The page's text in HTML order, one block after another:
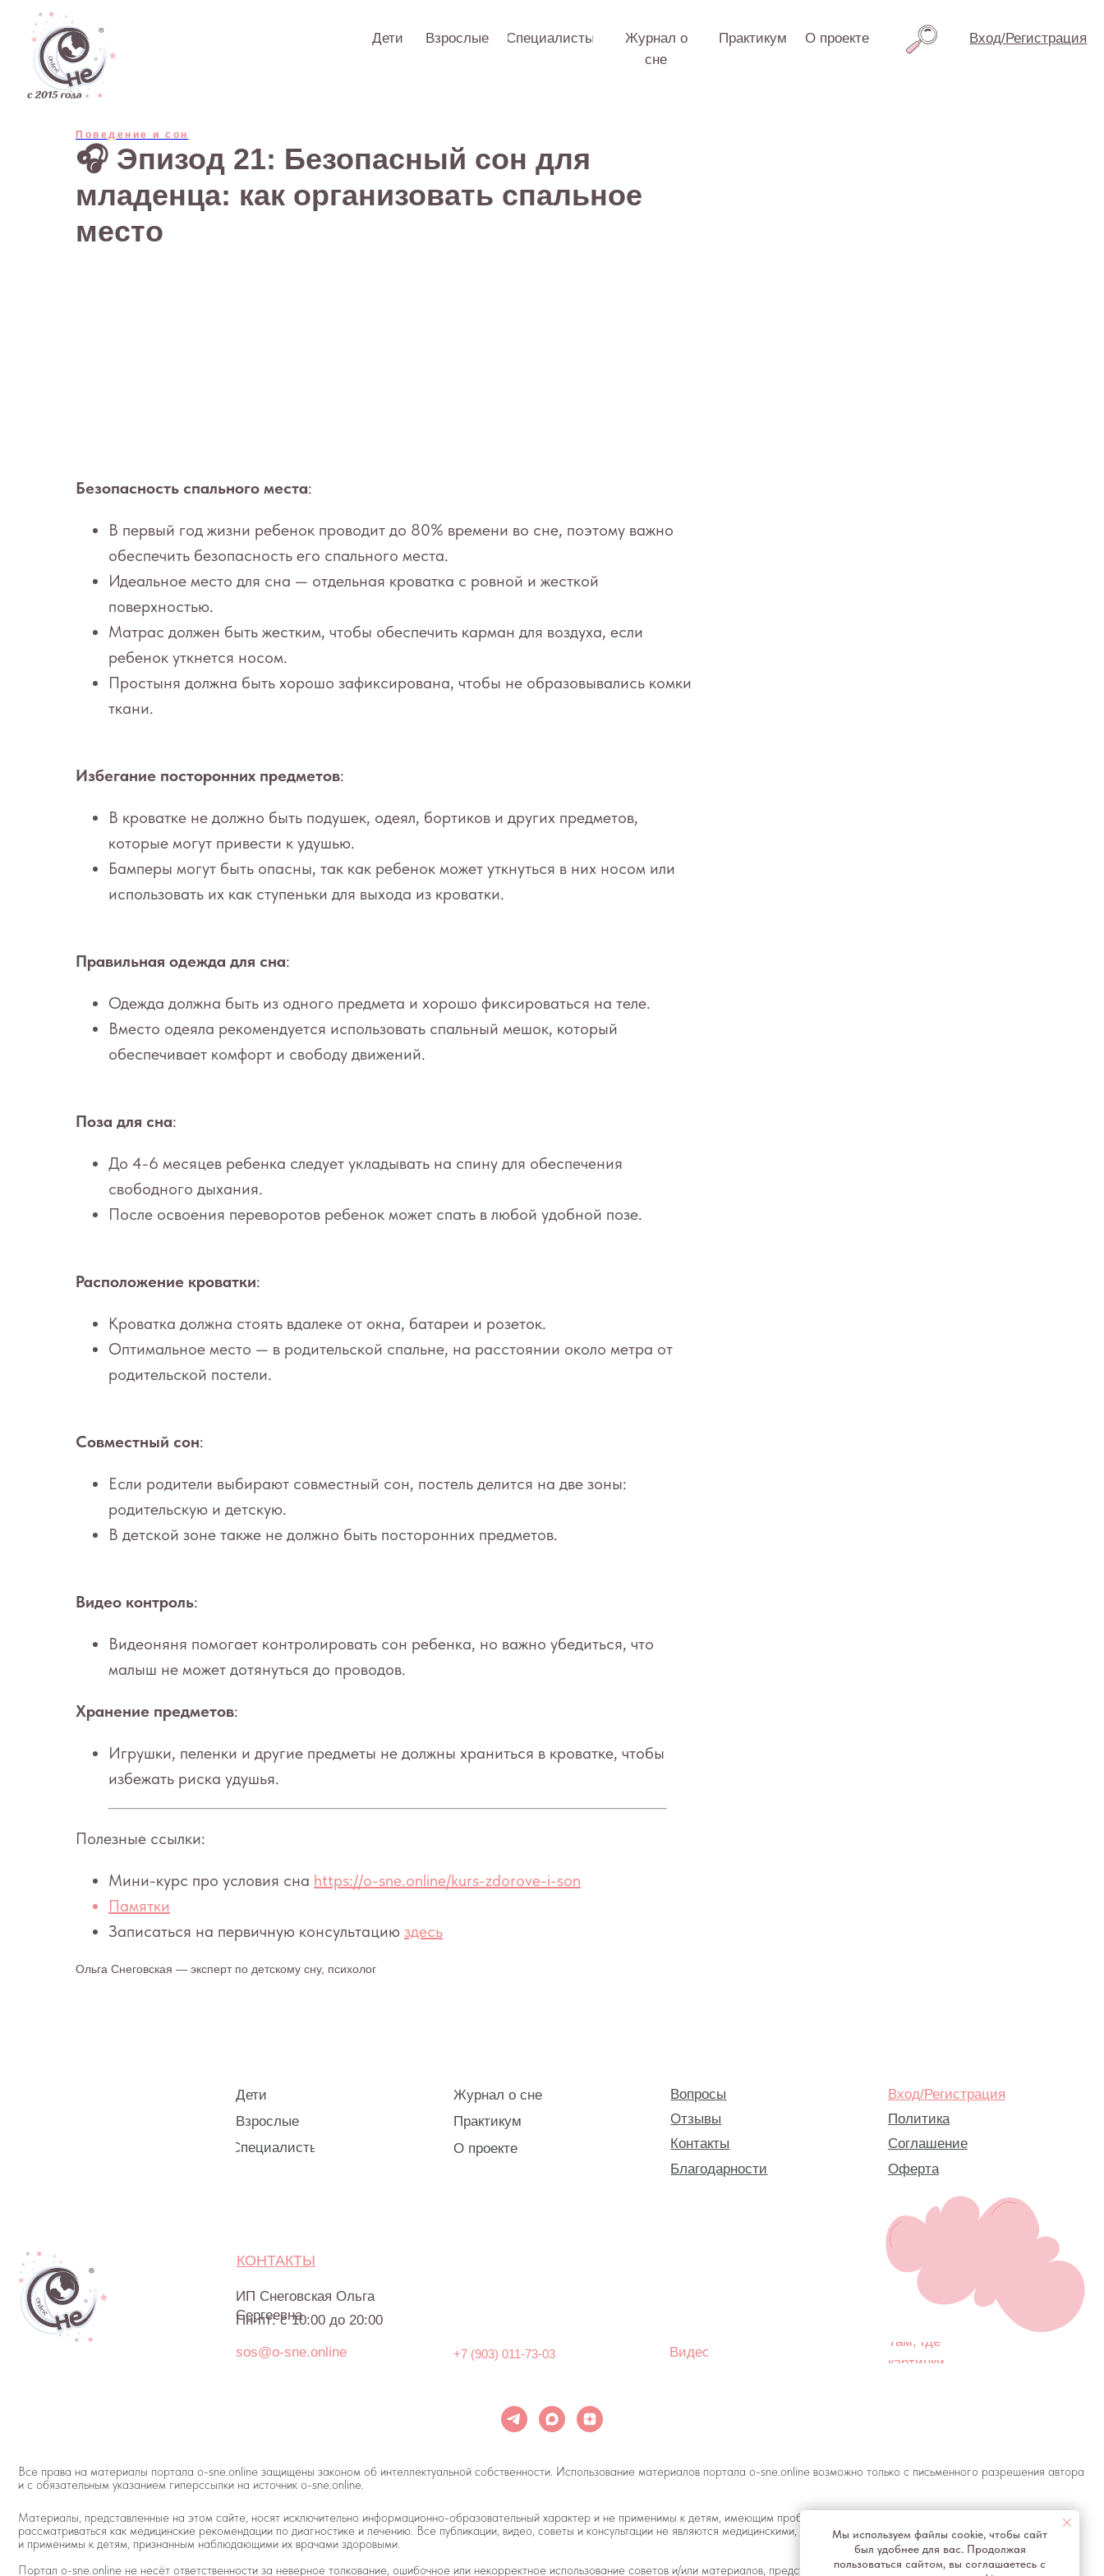
Взрослые Специалисты
Журнал о
Практикум Вход/Регистрация
О проекте
Поведение и сон
🎧 Эпизод 21: Безопасный сон для
младенца: как организовать спальное
место
Безопасность спального места:
В первый год жизни ребенок проводит до 80% времени во сне, поэтому важно
обеспечить безопасность его спального места.
Идеальное место для сна — отдельная кроватка с ровной и жесткой
поверхностью.
Матрас должен быть жестким, чтобы обеспечить карман для воздуха, если
ребенок уткнется носом.
Простыня должна быть хорошо зафиксирована, чтобы не образовывались комки
ткани.
Избегание посторонних предметов:
В кроватке не должно быть подушек, одеял, бортиков и других предметов,
которые могут привести к удушью.
Бамперы могут быть опасны, так как ребенок может уткнуться в них носом или
использовать их как ступеньки для выхода из кроватки.
Правильная одежда для сна:
Одежда должна быть из одного предмета и хорошо фиксироваться на теле.
Вместо одеяла рекомендуется использовать спальный мешок, который
обеспечивает комфорт и свободу движений.
Поза для сна:
До 4-6 месяцев ребенка следует укладывать на спину для обеспечения
свободного дыхания.
После освоения переворотов ребенок может спать в любой удобной позе.
Расположение кроватки:
Кроватка должна стоять вдалеке от окна, батареи и розеток.
Оптимальное место — в родительской спальне, на расстоянии около метра от
родительской постели.
Совместный сон:
Если родители выбирают совместный сон, постель делится на две зоны:
родительскую и детскую.
В детской зоне также не должно быть посторонних предметов.
Видео контроль:
Видеоняня помогает контролировать сон ребенка, но важно убедиться, что
малыш не может дотянуться до проводов.
Хранение предметов:
Игрушки, пеленки и другие предметы не должны храниться в кроватке, чтобы
избежать риска удушья.
Полезные ссылки:
Мини-курс про условия сна https://o-sne.online/kurs-zdorove-i-son
Памятки
Записаться на первичную консультацию здесь
Ольга Снеговская — эксперт по детскому сну, психолог
Взрослые
Практикум
+7 (903) 011-73-03
sos@o-sne.online
Все права на материалы портала o-sne.online защищены законом об интеллектуальной собственности. Использование материалов портала o-sne.online возможно только с письменного разрешения автора
Материалы, представленные на этом сайте, носят исключительно информационно-образовательный характер и не применимы к детям, имеющим проблемы с развитием или здоровьем. А также не могут
рассматриваться как медицинские рекомендации по диагностике и лечению. Все публикации, видео, советы и консультации не являются медицинскими, не могут отменить или заменить назначений врача
и применимы к детям, признанным наблюдающими их врачами здоровыми.
Портал o-sne.online не несёт ответственности за неверное толкование, ошибочное или некорректное использование советов и/или материалов, представленных на сайте или данных в процессе
консультаций. Если состояние здоровья вашего ребёнка вызывает у вас беспокойство, наблюдаются проблемы сна, являющиеся симптомом какого-либо заболевания, незамедлительно обратитесь к врачу!
Мы используем файлы cookie, чтобы сайт
был удобнее для вас. Продолжая
пользоваться сайтом, вы соглашаетесь с